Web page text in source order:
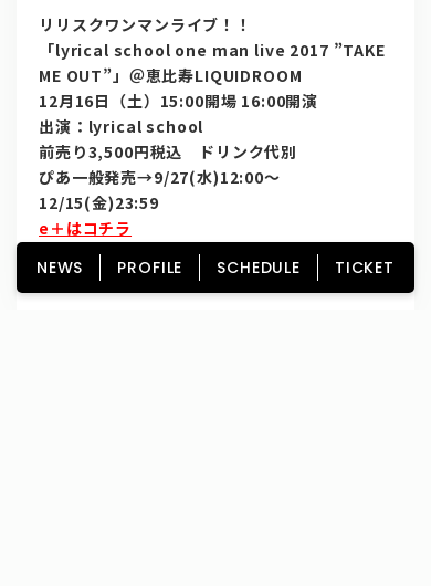
リリスクワンマンライブ！！
「lyrical school one man live 2017 ”TAKE
ME OUT”」 ＠恵比寿LIQUIDROOM
12月16日（土）15:00開場 16:00開演
出演：lyrical school
前売り3,500円税込 ドリンク代別
ぴあ一般発売→9/27(水)12:00〜
12/15(金)23:59
e＋はコチラ
チケットぴあはコチラ
ローチケはコチラ
NEWS PROFILE SCHEDULE TICKET